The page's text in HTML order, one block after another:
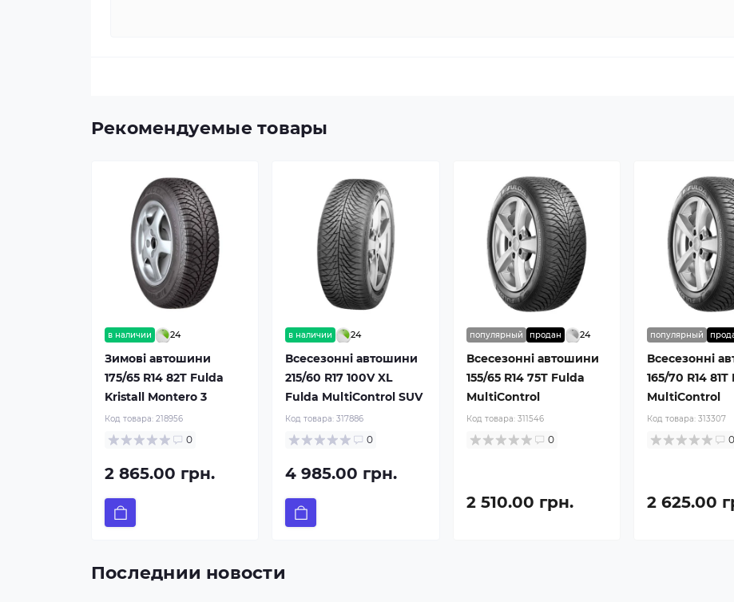
Рекомендуемые товары
в наличии 24
Зимові автошини
175/65 R14 82T Fulda
Kristall Montero 3
Код товара: 218956
0
2 865.00 грн.
в наличии 24
Всесезонні автошини
215/60 R17 100V XL
Fulda MultiControl SUV
Код товара:317886
0
4 985.00 грн.
популярный продан 24
Всесезонні автошини
155/65 R14 75T Fulda
MultiControl
Код товара: 311546
0
2 510.00 грн.
популярный
Всесезонні
165/70 R14
MultiControl
Код товара:313307
0
2 625.00
Последнии новости